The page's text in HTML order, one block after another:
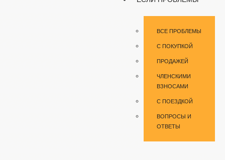
ВСЕ ПРОБЛЕМЫ
С ПОКУПКОЙ
ПРОДАЖЕЙ
ЧЛЕНСКИМИ
ВЗНОСАМИ
С ПОЕЗДКОЙ
ВОПРОСЫ И
ОТВЕТЫ